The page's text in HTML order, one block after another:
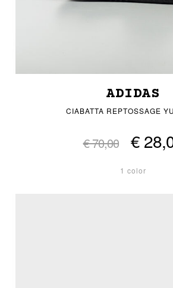
ADIDAS
CIABATTA REPTOSSAGE
€ 70,00 €
1 color